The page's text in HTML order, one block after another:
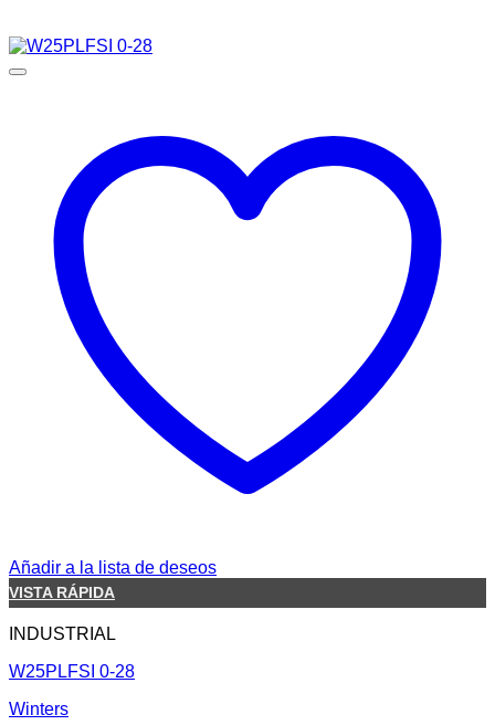
Añadir a la lista de deseos
VISTA RÁPIDA
INDUSTRIAL
W25PLFSI 0-28
Winters